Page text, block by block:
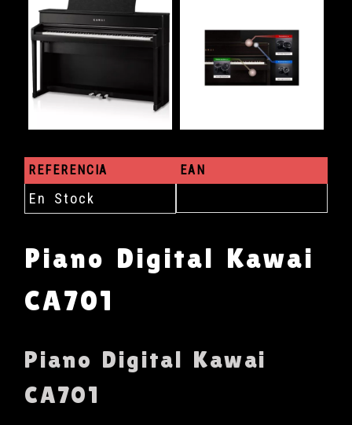
REFERENCIA
En Stock
EAN
Piano Digital Kawai
CA701
Piano Digital Kawai
CA701